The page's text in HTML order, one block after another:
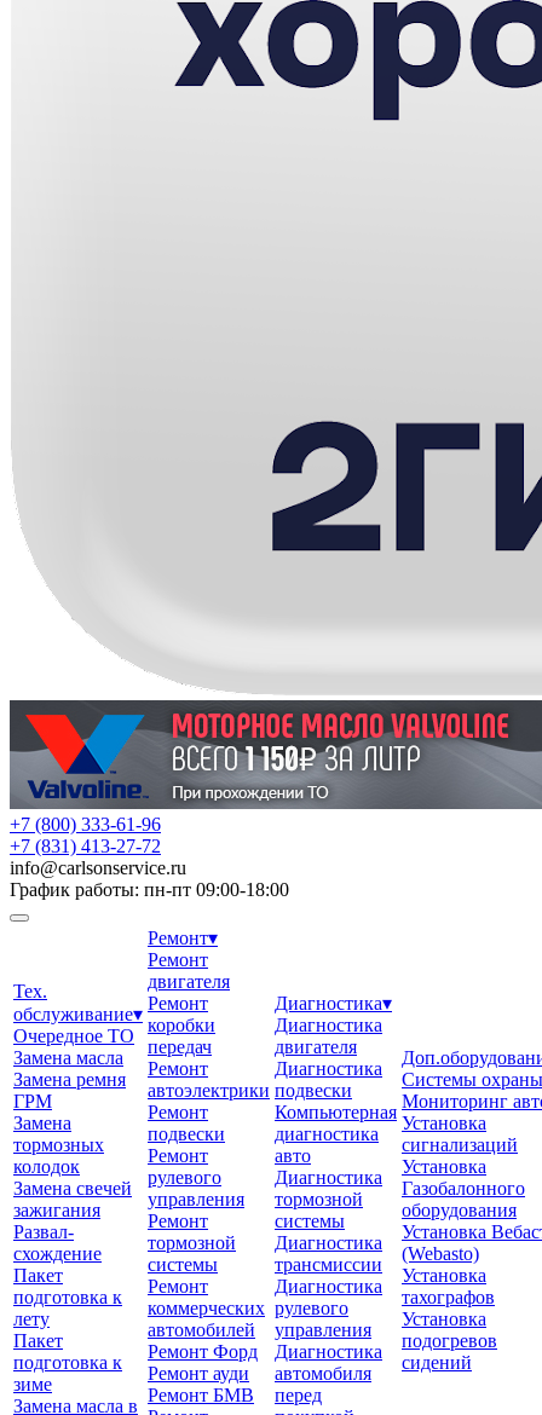
+7 (800) 333-61-96
+7 (831) 413-27-72
info@carlsonservice.ru
График работы: пн-пт 09:00-18:00
Тех.
обслуживание▾
Очередное ТО
Замена масла
Замена ремня
ГРМ
Замена
тормозных
колодок
Замена свечей
зажигания
Развал-
схождение
Пакет
подготовка к
лету
Пакет
подготовка к
зиме
Замена масла в
Ремонт▾
Ремонт
двигателя
Ремонт
коробки
передач
Ремонт
автоэлектрики
Ремонт
подвески
Ремонт
рулевого
управления
Ремонт
тормозной
системы
Ремонт
коммерческих
автомобилей
Ремонт Форд
Ремонт ауди
Ремонт БМВ
Диагностика▾
Диагностика
двигателя
Диагностика
подвески
Компьютерная
диагностика
авто
Диагностика
тормозной
системы
Диагностика
трансмиссии
Диагностика
рулевого
управления
Диагностика
автомобиля
перед
Системы охраны
Мониторинг
Установка
сигнализаций
Установка
Газобалонного
оборудования
Установка
(Webasto)
Установка
тахографов
Установка
подогревов
сидений